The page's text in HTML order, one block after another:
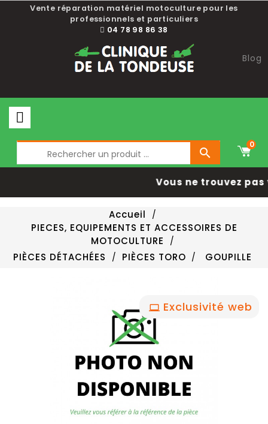
Vente réparation matériel motoculture pour les
professionnels et particuliers
04 78 98 86 38
Blog

0
Vous ne trouvez
Accueil
PIECES, EQUIPEMENTS ET ACCESSOIRES DE
MOTOCULTURE
PIÈCES DÉTACHÉES
PIÈCES TORO GOUPILLE
Exclusivité web